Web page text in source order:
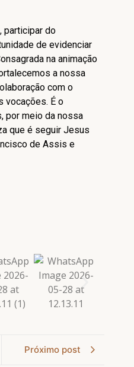
participar do
de evidenciar
na animação
a nossa
com o
vocações. É o
por meio da nossa
que é seguir Jesus
de Assis e
Próximo post